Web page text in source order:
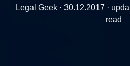
Legal Geek · 30.12.2017 ·
read